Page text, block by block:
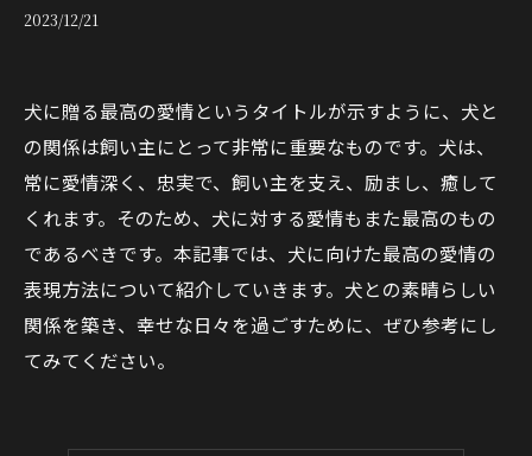
2023/12/21
犬に贈る最高の愛情というタイトルが示すように、犬と
の関係は飼い主にとって非常に重要なものです。犬は、
常に愛情深く、忠実で、飼い主を支え、励まし、癒して
くれます。そのため、犬に対する愛情もまた最高のもの
であるべきです。本記事では、犬に向けた最高の愛情の
表現方法について紹介していきます。犬との素晴らしい
関係を築き、幸せな日々を過ごすために、ぜひ参考にし
てみてください。